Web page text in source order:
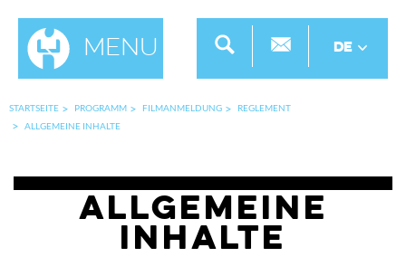
Menu DE
STARTSEITE PROGRAMM FILMANMELDUNG
REGLEMENT
ALLGEMEINE INHALTE
Allgemeine
Inhalte